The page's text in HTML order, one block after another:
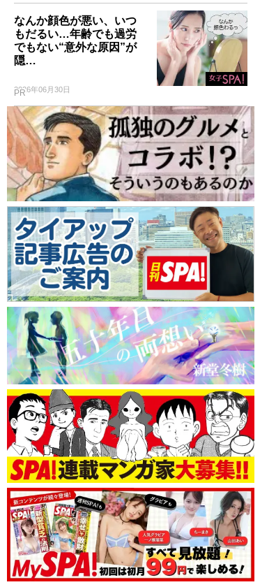
なんか顔色が悪い、いつ
もだるい…年齢でも過労
でもない“意外な原因”が
隠…
2026年06月30日
PR